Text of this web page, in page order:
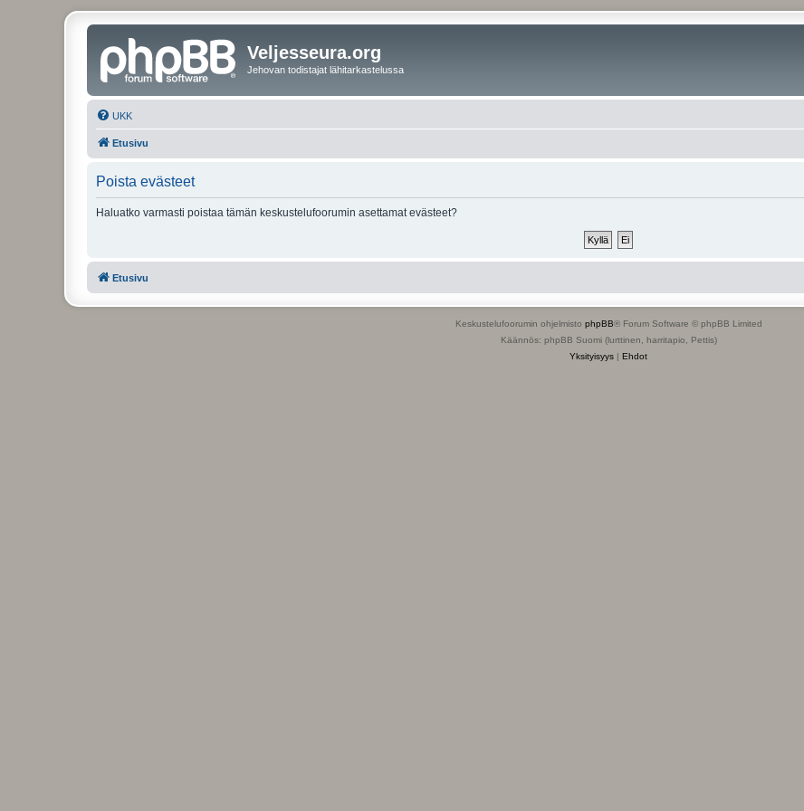
Veljesseura.org
Jehovan todistajat lähitarkastelussa
UKK
Etusivu
Poista evästeet
Haluatko varmasti poistaa tämän keskustelufoorumin asettamat evästeet?
Etusivu
Keskustelufoorumin ohjelmisto phpBB® Forum Software © phpBB Limited
Käännös: phpBB Suomi (lurttinen, harritapio, Pettis)
Yksityisyys | Ehdot